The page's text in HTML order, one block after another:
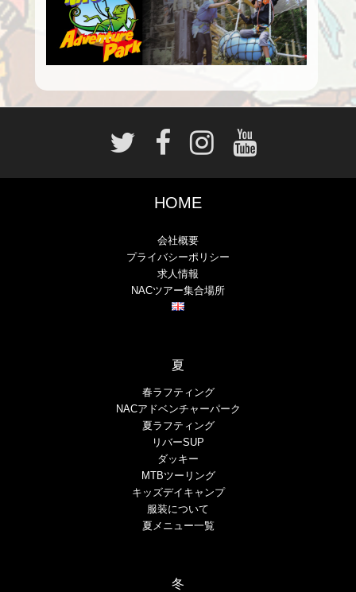
HOME
会社概要
プライバシーポリシー
求人情報
NACツアー集合場所
夏
春ラフティング
NACアドベンチャーパーク
夏ラフティング
リバーSUP
ダッキー
MTBツーリング
キッズデイキャンプ
服装について
夏メニュー一覧
冬